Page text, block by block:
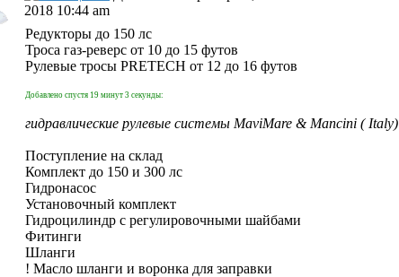
2018 10:44 am
Редукторы до 150 лс
Троса газ-реверс от 10 до 15 футов
Рулевые тросы PRETECH от 12 до 16 футов
Добавлено спустя 19 минут 3 секунды:
гидравлические рулевые системы MaviMare & Mancini ( Italy)
Поступление на склад
Комплект до 150 и 300 лс
Гидронасос
Установочный комплект
Гидроцилиндр с регулировочными шайбами
Фитинги
Шланги
! Масло шланги и воронка для заправки